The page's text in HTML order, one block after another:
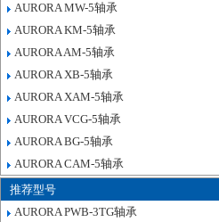
AURORA MW-5轴承
AURORA KM-5轴承
AURORA AM-5轴承
AURORA XB-5轴承
AURORA XAM-5轴承
AURORA VCG-5轴承
AURORA BG-5轴承
AURORA CAM-5轴承
推荐型号
AURORA PWB-3TG轴承